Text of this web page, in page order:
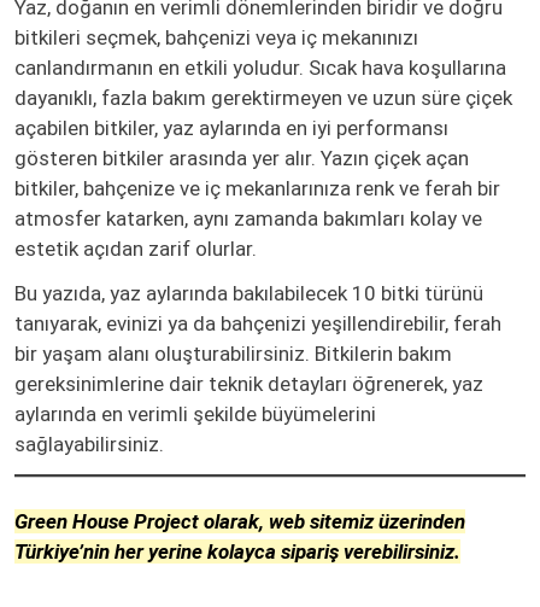
Yaz, doğanın en verimli dönemlerinden biridir ve doğru
bitkileri seçmek, bahçenizi veya iç mekanınızı
canlandırmanın en etkili yoludur. Sıcak hava koşullarına
dayanıklı, fazla bakım gerektirmeyen ve uzun süre çiçek
açabilen bitkiler, yaz aylarında en iyi performansı
gösteren bitkiler arasında yer alır. Yazın çiçek açan
bitkiler, bahçenize ve iç mekanlarınıza renk ve ferah bir
atmosfer katarken, aynı zamanda bakımları kolay ve
estetik açıdan zarif olurlar.
Bu yazıda, yaz aylarında bakılabilecek 10 bitki türünü
tanıyarak, evinizi ya da bahçenizi yeşillendirebilir, ferah
bir yaşam alanı oluşturabilirsiniz. Bitkilerin bakım
gereksinimlerine dair teknik detayları öğrenerek, yaz
aylarında en verimli şekilde büyümelerini
sağlayabilirsiniz.
Green House Project olarak, web sitemiz üzerinden
Türkiye’nin her yerine kolayca sipariş verebilirsiniz.